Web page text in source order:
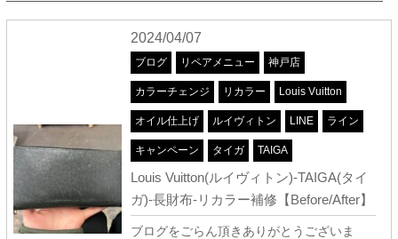
2024/04/07
ブログ リペアメニュー 神戸店
カラーチェンジ リカラー Louis Vuitton
オイル仕上げ ルイヴィトン LINE ライン
キャンペーン タイガ TAIGA
Louis Vuitton(ルイヴィトン)-TAIGA(タイ
ガ)-長財布-リカラー補修【Before/After】
ブログをごらん頂きありがとうございま